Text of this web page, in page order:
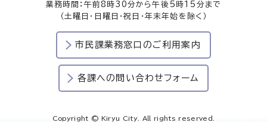
業務時間：午前8時30分から午後5時15分まで
（土曜日・日曜日・祝日・年末年始を除く）
市民課業務窓口のご利用案内
各課への問い合わせフォーム
Copyright © Kiryu City. All rights reserved.